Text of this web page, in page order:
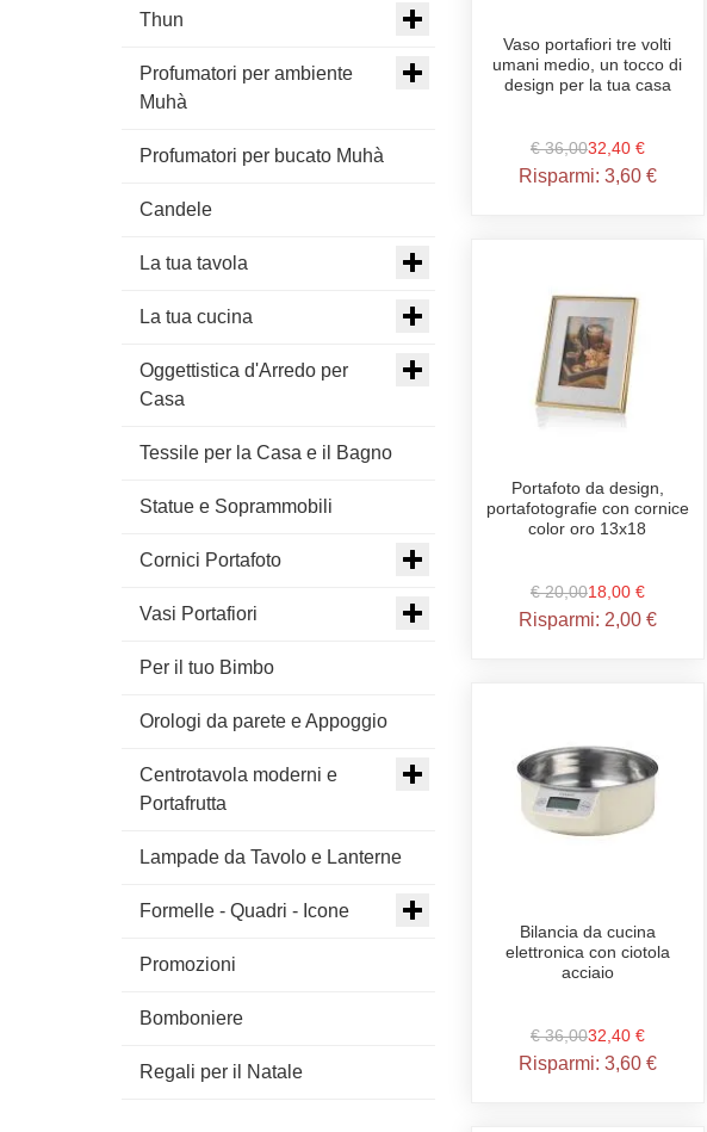
Vaso portafiori tre volti
umani medio, un tocco di
design per la tua casa
€ 36,0032,40 €
Risparmi: 3,60 €
Portafoto da design,
portafotografie con cornice
color oro 13x18
€ 20,0018,00 €
Risparmi: 2,00 €
Bilancia da cucina
elettronica con ciotola
acciaio
€ 36,0032,40 €
Risparmi: 3,60 €
Thun
Profumatori per ambiente
Muhà
Profumatori per bucato Muhà
Candele
La tua tavola
La tua cucina
Oggettistica d'Arredo per
Casa
Tessile per la Casa e il Bagno
Statue e Soprammobili
Cornici Portafoto
Vasi Portafiori
Per il tuo Bimbo
Orologi da parete e Appoggio
Centrotavola moderni e
Portafrutta
Lampade da Tavolo e Lanterne
Formelle - Quadri - Icone
Promozioni
Bomboniere
Regali per il Natale